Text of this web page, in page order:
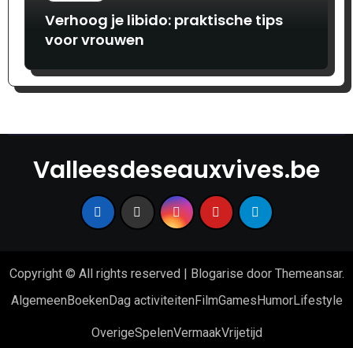
Verhoog je libido: praktische tips
voor vrouwen
Valleesdeseauxvives.be
Copyright © All rights reserved | Blogarise door Themeansar.
AlgemeenBoekenDag activiteitenFilmGames HumorLifestyle
OverigeSpelenVermaakVrijetijd